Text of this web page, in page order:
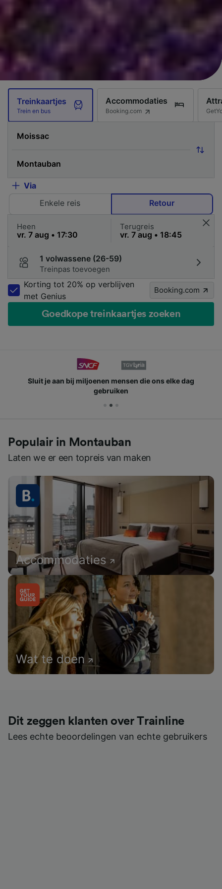
Treinkaartjes
Trein en bus
Accommodaties
Booking.com
Via
Enkele reis
Retour
Heen Terugreis
1 volwassene (26-59)
Treinpas toevoegen
Korting tot 20% op verblijven
met Genius
Booking.com
Goedkope treinkaartjes zoeken
Sluit je aan bij miljoenen mensen die ons elke dag
gebruiken
Populair in Montauban
Laten we er een topreis van maken
Accommodaties
Wat te doen
Dit zeggen klanten over Trainline
Lees echte beoordelingen van echte gebruikers